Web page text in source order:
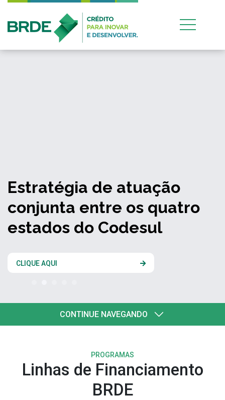
Estratégia de atuação
conjunta entre os quatro
estados do Codesul
CLIQUE AQUI
CONTINUE NAVEGANDO
PROGRAMAS
Linhas de Financiamento
BRDE